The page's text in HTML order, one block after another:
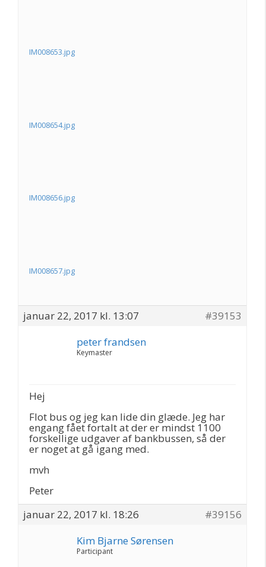
IM008653.jpg
IM008654.jpg
IM008656.jpg
IM008657.jpg
januar 22, 2017 kl. 13:07
#39153
peter frandsen
Keymaster
Hej
Flot bus og jeg kan lide din glæde. Jeg har
engang fået fortalt at der er mindst 1100
forskellige udgaver af bankbussen, så der
er noget at gå igang med.
mvh
Peter
januar 22, 2017 kl. 18:26
#39156
Kim Bjarne Sørensen
Participant